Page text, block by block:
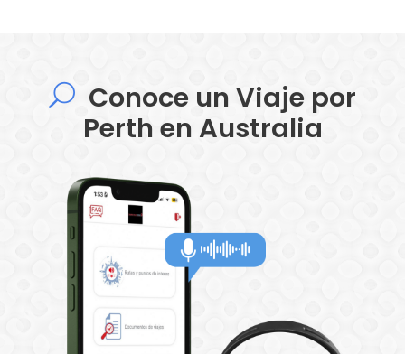
Conoce un Viaje por
Perth en Australia